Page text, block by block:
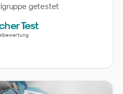
getestet
Test